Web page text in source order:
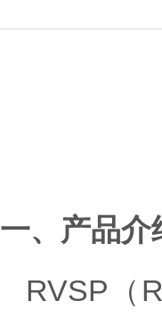
一、产品介
RVSP（